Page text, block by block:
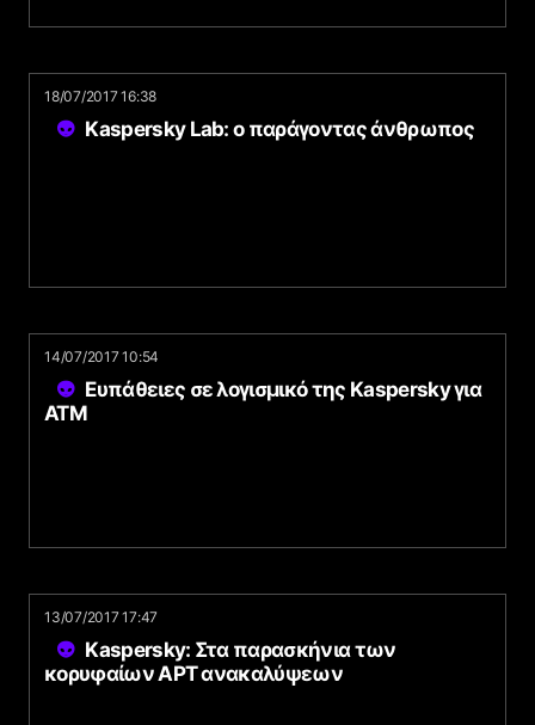
18/07/2017 16:38
Kaspersky Lab: ο παράγοντας άνθρωπος
14/07/2017 10:54
Ευπάθειες σε λογισμικό της Kaspersky για
ATM
13/07/2017 17:47
Kaspersky: Στα παρασκήνια των
κορυφαίων APT ανακαλύψεων